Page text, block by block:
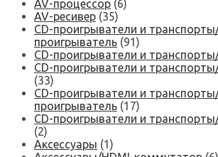
AV-процессор (6)
AV-ресивер (35)
CD-проигрыватели и
проигрыватель (91)
CD-проигрыватели и
CD-проигрыватели и
(33)
CD-проигрыватели и
проигрыватель (17)
CD-проигрыватели и
(2)
Аксессуары (1)